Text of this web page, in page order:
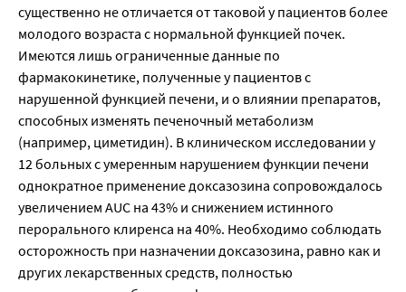
существенно не отличается от таковой у пациентов более
молодого возраста с нормальной функцией почек.
Имеются лишь ограниченные данные по
фармакокинетике, полученные у пациентов с
нарушенной функцией печени, и о влиянии препаратов,
способных изменять печеночный метаболизм
(например, циметидин). В клиническом исследовании у
12 больных с умеренным нарушением функции печени
однократное применение доксазозина сопровождалось
увеличением AUC на 43% и снижением истинного
перорального клиренса на 40%. Необходимо соблюдать
осторожность при назначении доксазозина, равно как и
других лекарственных средств, полностью